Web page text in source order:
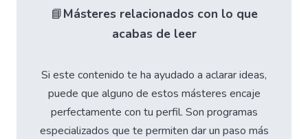
📘Másteres relacionados con lo que
acabas de leer
Si este contenido te ha ayudado a aclarar ideas,
puede que alguno de estos másteres encaje
perfectamente con tu perfil. Son programas
especializados que te permiten dar un paso más